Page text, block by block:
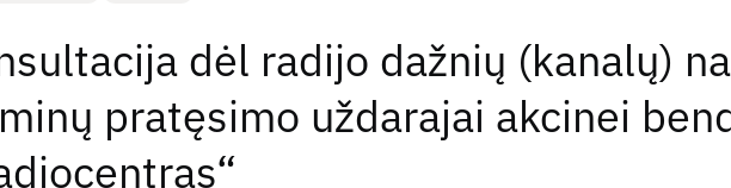
dėl radijo dažnių (kanalų)
pratęsimo uždarajai akcinei